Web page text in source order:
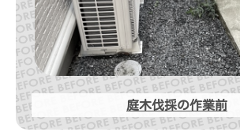
庭木伐採の作業前